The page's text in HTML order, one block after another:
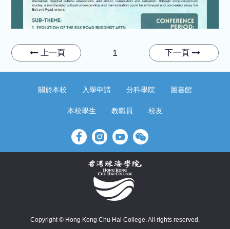
上一頁 1 下一頁
關於本校 入學申請 分科學院 圖書館
本校學生 教職員 校友
Copyright © Hong Kong Chu Hai College. All rights reserved.